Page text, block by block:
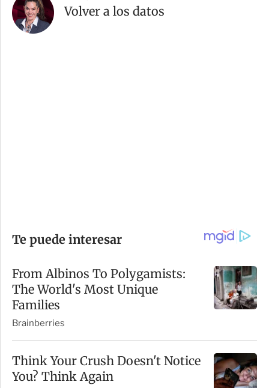
Volver a los datos